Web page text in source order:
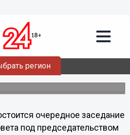
регион
совета рассмотрят
гостиничного комплекса и
Всего в рамках
рассмотреть 28 заявок на
проектов в Нижегородской
очередное заседание
под председательством